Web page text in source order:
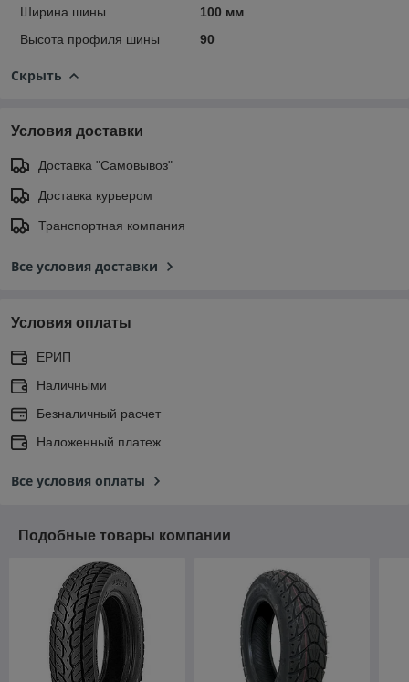
Ширина шины
100 мм
Высота профиля шины
90
Скрыть
Условия доставки
Доставка "Самовывоз"
Доставка курьером
Транспортная компания
Все условия доставки
Условия оплаты
ЕРИП
Наличными
Безналичный расчет
Наложенный платеж
Все условия оплаты
Подобные товары компании